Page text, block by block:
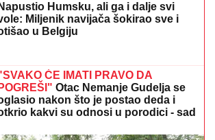
Napustio Humsku, ali ga i dalje svi
Miljenik navijača šokirao sve i
u Belgiju
ĆE IMATI PRAVO DA
POGREŠI" Otac Nemanje Gudelja se
nakon što je postao deda i
kakvi su odnosi u porodici - sad